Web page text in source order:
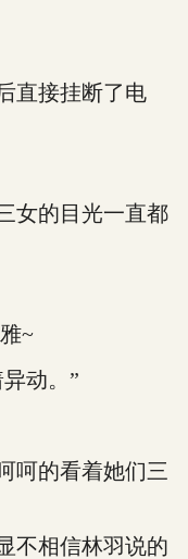
接挂断了电
的目光一直都
~
动。”
的看着她们三
相信林羽说的